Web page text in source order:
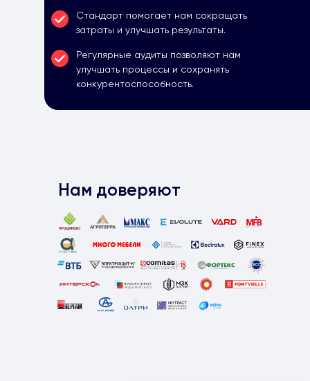
Стандарт помогает нам сокращать
затраты и улучшать результаты.
Регулярные аудиты позволяют нам
улучшать процессы и сохранять
конкурентоспособность.
Нам доверяют